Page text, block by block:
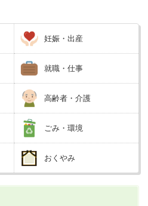
妊娠・出産
就職・仕事
高齢者・介護
ごみ・環境
おくやみ